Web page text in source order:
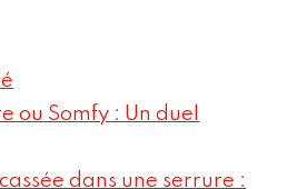
ou Somfy : Un duel
dans une serrure :